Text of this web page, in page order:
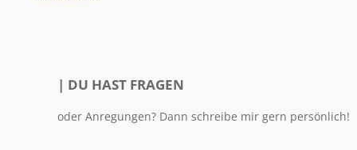
| DU HAST FRAGEN
oder Anregungen? Dann schreibe mir gern persönlich!